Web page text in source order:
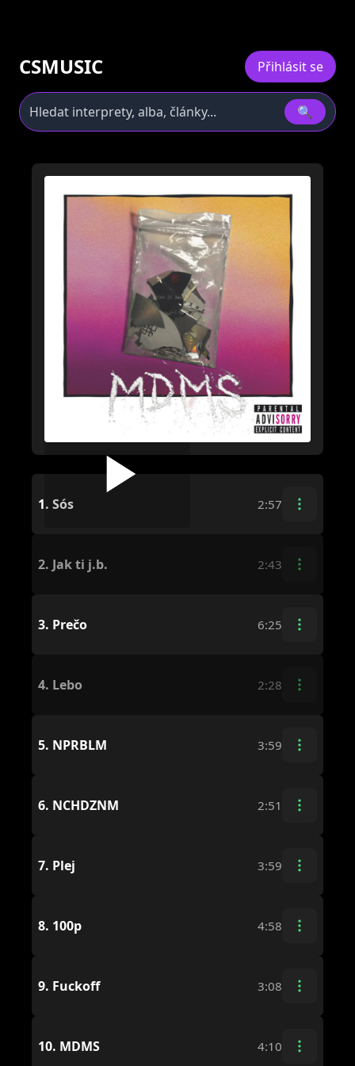
CSMUSIC Přihlásit se
🔍
1. Sós 2:57
2. Jak ti j.b. 2:43
3. Prečo 6:25
4. Lebo 2:28
5. NPRBLM 3:59
6. NCHDZNM 2:51
7. Plej 3:59
8. 100p 4:58
9. Fuckoff 3:08
10. MDMS 4:10